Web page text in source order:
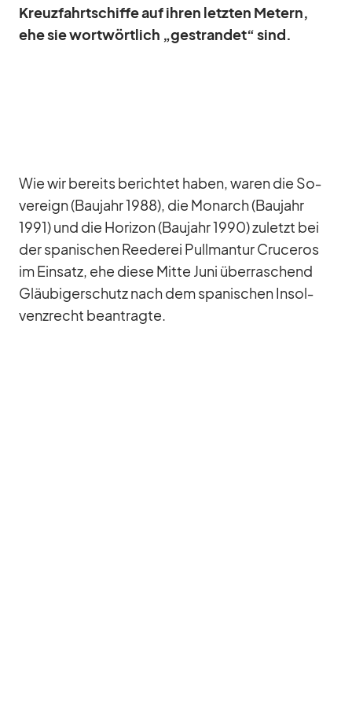
Kreuz­fahrt­schiffe auf ih­ren letz­ten Me­tern,
ehe sie wort­wört­lich „ge­stran­det“ sind.
Wie wir be­reits be­rich­tet ha­ben, wa­ren die So­
ve­reign (Bau­jahr 1988), die Mon­arch (Bau­jahr
1991) und die Ho­ri­zon (Bau­jahr 1990) zu­letzt bei
der spa­ni­schen Ree­de­rei Pull­man­tur Cru­ce­ros
im Ein­satz, ehe diese Mitte Juni über­ra­schend
Gläu­bi­ger­schutz nach dem spa­ni­schen In­sol­
venz­recht be­an­tragte.